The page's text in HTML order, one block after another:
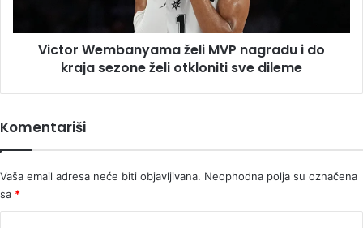
sezone
Victor Wembanyama želi MVP nagradu i do
kraja sezone želi otkloniti sve dileme
Komentariši
Vaša email adresa neće biti objavljivana. Neophodna polja su označena
sa *